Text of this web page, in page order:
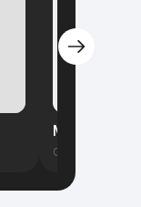
Медээлер
03.08.2026